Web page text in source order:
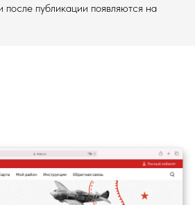
после публикации появляются на